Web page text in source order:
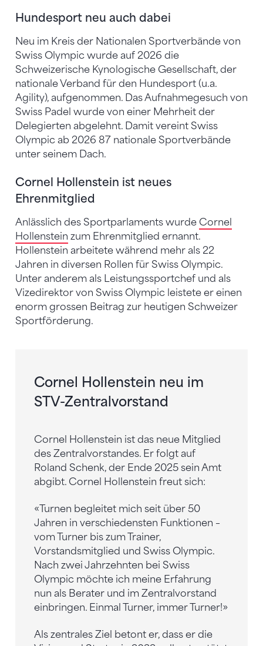
Hundesport neu auch dabei
Neu im Kreis der Nationalen Sportverbände von
Swiss Olympic wurde auf 2026 die
Schweizerische Kynologische Gesellschaft, der
nationale Verband für den Hundesport (u.a.
Agility), aufgenommen. Das Aufnahmegesuch von
Swiss Padel wurde von einer Mehrheit der
Delegierten abgelehnt. Damit vereint Swiss
Olympic ab 2026 87 nationale Sportverbände
unter seinem Dach.
Cornel Hollenstein ist neues
Ehrenmitglied
Anlässlich des Sportparlaments wurde Cornel
Hollenstein zum Ehrenmitglied ernannt.
Hollenstein arbeitete während mehr als 22
Jahren in diversen Rollen für Swiss Olympic.
Unter anderem als Leistungssportchef und als
Vizedirektor von Swiss Olympic leistete er einen
enorm grossen Beitrag zur heutigen Schweizer
Sportförderung.
Cornel Hollenstein neu im
STV-Zentralvorstand
Cornel Hollenstein ist das neue Mitglied
des Zentralvorstandes. Er folgt auf
Roland Schenk, der Ende 2025 sein Amt
abgibt. Cornel Hollenstein freut sich:
«Turnen begleitet mich seit über 50
Jahren in verschiedensten Funktionen –
vom Turner bis zum Trainer,
Vorstandsmitglied und Swiss Olympic.
Nach zwei Jahrzehnten bei Swiss
Olympic möchte ich meine Erfahrung
nun als Berater und im Zentralvorstand
einbringen. Einmal Turner, immer Turner!»
Als zentrales Ziel betont er, dass er die